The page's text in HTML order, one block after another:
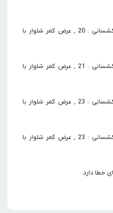
سایز 1 : عرض کمر شلوار بدون کشسانی : 20 , عرض کمر شلوار با
سایز 2 : عرض کمر شلوار بدون کشسانی : 21 , عرض کمر شلوار با
سایز 3 : عرض کمر شلوار بدون کشسانی : 23 , عرض کمر شلوار با
سایز 4 : عرض کمر شلوار بدون کشسانی : 23 , عرض کمر شلوار با
خطا دارد.